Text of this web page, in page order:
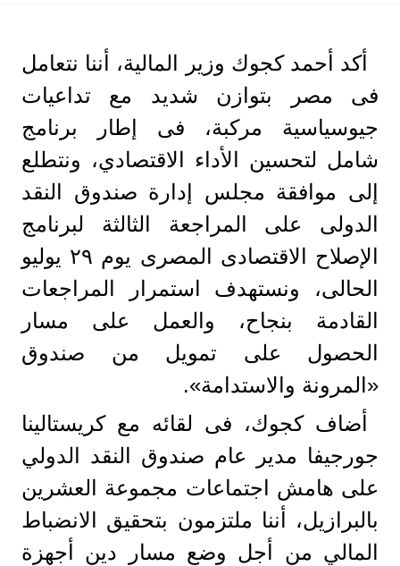
أكد أحمد كجوك وزير المالية، أننا نتعامل
فى مصر بتوازن شديد مع تداعيات
جيوسياسية مركبة، فى إطار برنامج
شامل لتحسين الأداء الاقتصادي، ونتطلع
إلى موافقة مجلس إدارة صندوق النقد
الدولى على المراجعة الثالثة لبرنامج
الإصلاح الاقتصادى المصرى يوم ٢٩ يوليو
الحالى، ونستهدف استمرار المراجعات
القادمة بنجاح، والعمل على مسار
الحصول على تمويل من صندوق
«المرونة والاستدامة».
أضاف كجوك، فى لقائه مع كريستالينا
جورجيفا مدير عام صندوق النقد الدولي
على هامش اجتماعات مجموعة العشرين
بالبرازيل، أننا ملتزمون بتحقيق الانضباط
المالي من أجل وضع مسار دين أجهزة